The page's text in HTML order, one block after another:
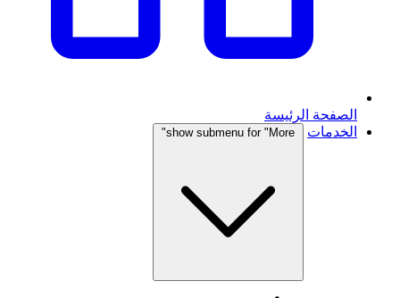
الصفحة الرئيسة
الخدمات
show submenu for "More"